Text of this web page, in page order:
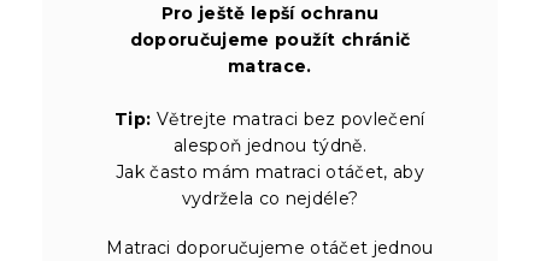
Pro ještě lepší ochranu
doporučujeme použít chránič
matrace.
Tip: Větrejte matraci bez povlečení
alespoň jednou týdně.
Jak často mám matraci otáčet, aby
vydržela co nejdéle?
Matraci doporučujeme otáčet jednou